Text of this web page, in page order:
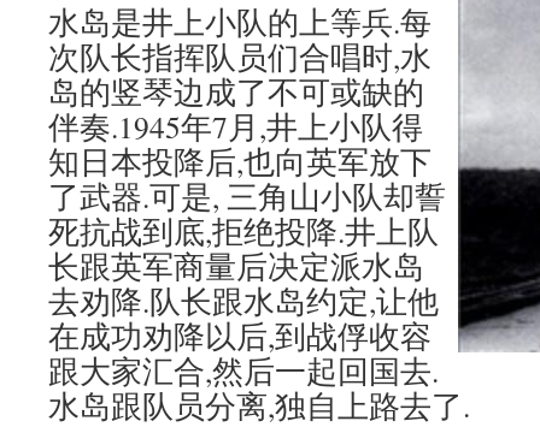
水岛是井上小队的上等兵.每
次队长指挥队员们合唱时,水
岛的竖琴边成了不可或缺的
伴奏.1945年7月,井上小队得
知日本投降后,也向英军放下
了武器.可是, 三角山小队却誓
死抗战到底,拒绝投降.井上队
长跟英军商量后决定派水岛
去劝降.队长跟水岛约定,让他
在成功劝降以后,到战俘收容
跟大家汇合,然后一起回国去.
水岛跟队员分离,独自上路去了.